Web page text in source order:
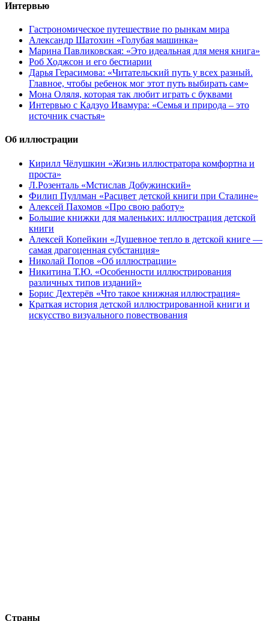
Интервью
Гастрономическое путешествие по рынкам мира
Александр Шатохин «Голубая машинка»
Марина Павликовская: «Это идеальная для меня книга»
Роб Ходжсон и его бестиарии
Дарья Герасимова: «Читательский путь у всех разный.
Главное, чтобы ребенок мог этот путь выбирать сам»
Мона Оляля, которая так любит играть с буквами
Интервью с Кадзуо Ивамура: «Семья и природа – это
источник счастья»
Об иллюстрации
Кирилл Чёлушкин «Жизнь иллюстратора комфортна и
проста»
Л.Розенталь «Мстислав Добужинский»
Филип Пуллман «Расцвет детской книги при Сталине»
Алексей Пахомов «Про свою работу»
Большие книжки для маленьких: иллюстрация детской
книги
Алексей Копейкин «Душевное тепло в детской книге —
самая драгоценная субстанция»
Николай Попов «Об иллюстрации»
Никитина Т.Ю. «Особенности иллюстрирования
различных типов изданий»
Борис Дехтерёв «Что такое книжная иллюстрация»
Краткая история детской иллюстрированной книги и
искусство визуального повествования
Страны